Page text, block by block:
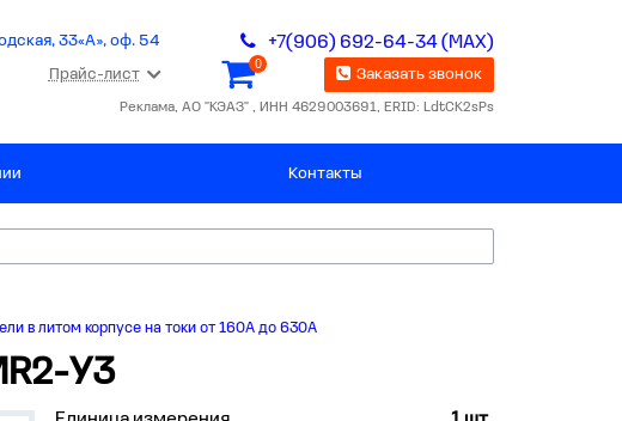
33«А», оф. 54 +7(906) 692-64-34 (MAX)
Прайс-лист
0
Заказать звонок
Реклама, АО "КЭАЗ" , ИНН 4629003691, ERID: LdtCK2sPs
Контакты
в литом корпусе на токи от 160А до 630А
У3